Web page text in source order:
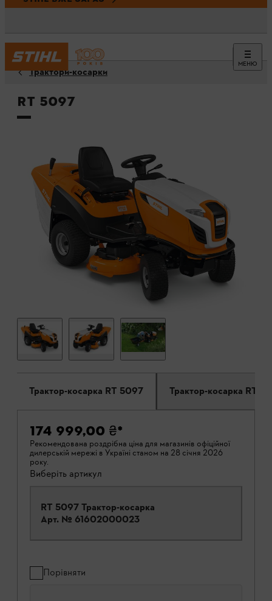
МЕНЮ
Трактори-косарки
RT 5097
Трактор-косарка RT 5097 Трактор-
174 999,00 ₴*
Рекомендована роздрібна ціна для магазинів офіційної
дилерській мережі в Україні станом на 28 січня 2026
року.
Виберіть артикул
RT 5097 Трактор-косарка
Арт. № 61602000023
Порівняти